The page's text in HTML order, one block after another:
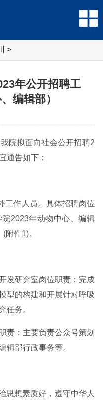
>
年公开招聘工
编辑部）
院拟面向社会公开招聘2
通告如下：
工作人员。具体招聘岗位
2023年动物中心、编辑
附件1)。
发研究室岗位职责：完成
型的构建和开展针对呼吸
任务。
责：主要负责公众号策划
辑部行政事务等。
思想素质好，遵守中华人